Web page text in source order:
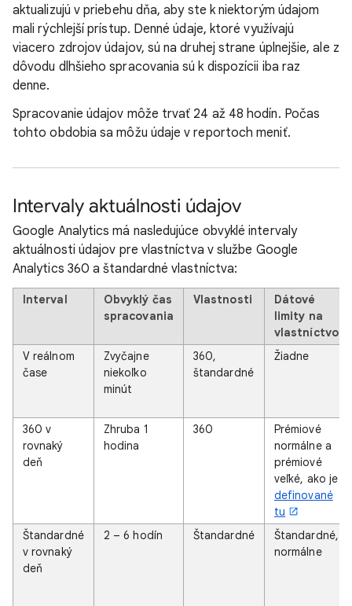
aktualizujú v priebehu dňa, aby ste k niektorým údajom
mali rýchlejší prístup. Denné údaje, ktoré využívajú
viacero zdrojov údajov, sú na druhej strane úplnejšie, ale z
dôvodu dlhšieho spracovania sú k dispozícii iba raz
denne.
Spracovanie údajov môže trvať 24 až 48 hodín. Počas
tohto obdobia sa môžu údaje v reportoch meniť.
Intervaly aktuálnosti údajov
Google Analytics má nasledujúce obvyklé intervaly
aktuálnosti údajov pre vlastníctva v službe Google
Analytics 360 a štandardné vlastníctva:
Interval
Obvyklý čas
spracovania
Vlastnosti
Dátové
limity na
vlastníctvo
V reálnom
čase
Zvyčajne
niekoľko
minút
360,
štandardné
Žiadne
360 v
rovnaký
deň
Zhruba 1
hodina
360
Prémiové
normálne a
prémiové
veľké, ako je
definované
tu
Štandardné
v rovnaký
deň
2 – 6 hodín Štandardné
Štandardné,
normálne